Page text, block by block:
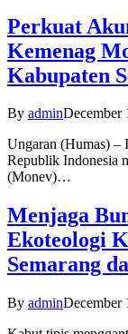
Perkuat
Kemenag
Kabupaten
By adminDecember
Ungaran (Humas) –
Republik Indonesia
(Monev)…
Menjaga
Ekoteologi
Semarang
By adminDecember